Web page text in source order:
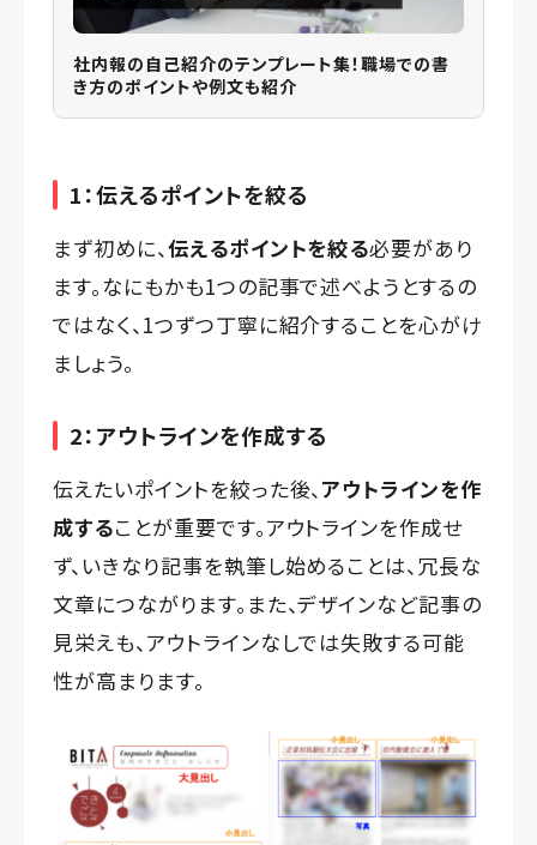
社内報の自己紹介のテンプレート集！職場での書
き方のポイントや例文も紹介
1：伝えるポイントを絞る
まず初めに、伝えるポイントを絞る必要があり
ます。なにもかも1つの記事で述べようとするの
ではなく、1つずつ丁寧に紹介することを心がけ
ましょう。
2：アウトラインを作成する
伝えたいポイントを絞った後、 アウトラインを作
成することが重要です。アウトラインを作成せ
ず、いきなり記事を執筆し始めることは、冗長な
文章につながります。また、デザインなど記事の
見栄えも、アウトラインなしでは失敗する可能
性が高まります。